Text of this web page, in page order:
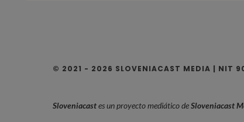
© 2021 - 2026 SLOVENIACAST MEDIA | NIT
Sloveniacastes un proyecto mediático deSloveniacast